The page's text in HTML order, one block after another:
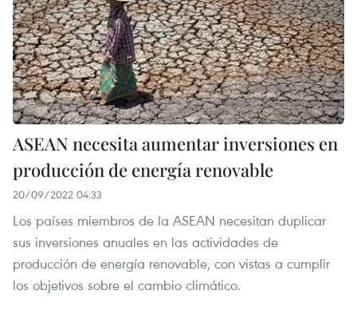
ASEAN necesita aumentar inversiones en
producción de energía renovable
20/09/2022 04:33
Los países miembros de la ASEAN necesitan duplicar
sus inversiones anuales en las actividades de
producción de energía renovable, con vistas a cumplir
los objetivos sobre el cambio climático.